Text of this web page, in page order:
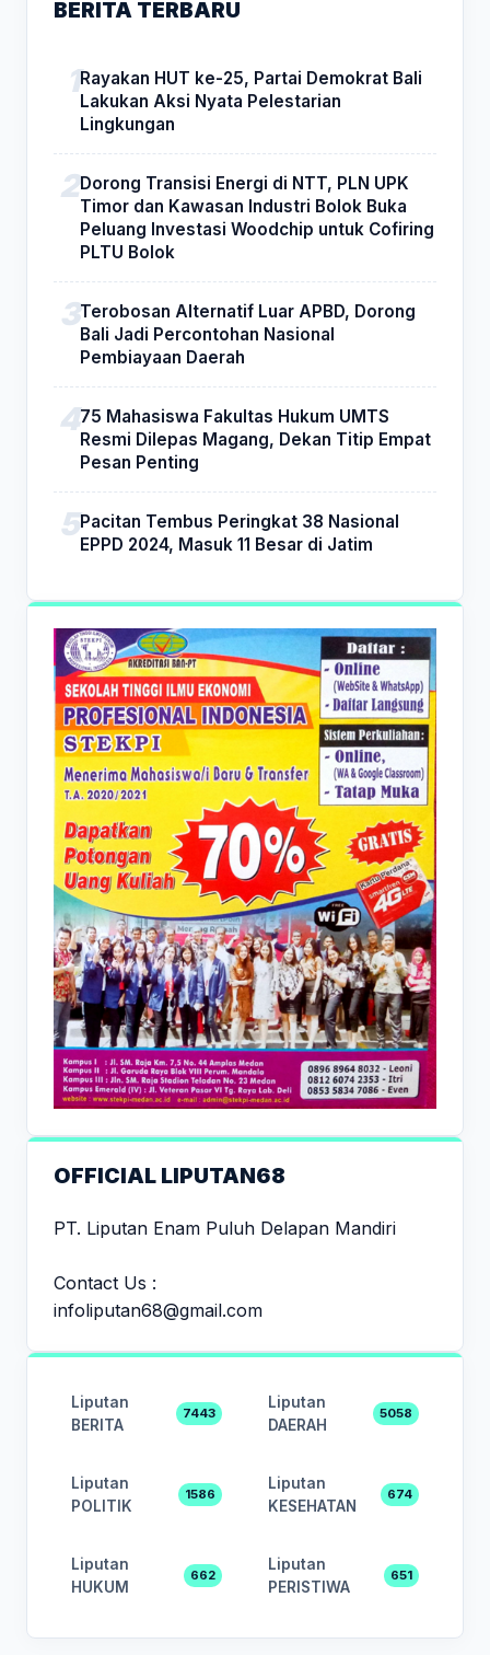
BERITA TERBARU
Rayakan HUT ke-25, Partai Demokrat Bali
Lakukan Aksi Nyata Pelestarian
Lingkungan
Dorong Transisi Energi di NTT, PLN UPK
Timor dan Kawasan Industri Bolok Buka
Peluang Investasi Woodchip untuk Cofiring
PLTU Bolok
Terobosan Alternatif Luar APBD, Dorong
Bali Jadi Percontohan Nasional
Pembiayaan Daerah
75 Mahasiswa Fakultas Hukum UMTS
Resmi Dilepas Magang, Dekan Titip Empat
Pesan Penting
Pacitan Tembus Peringkat 38 Nasional
EPPD 2024, Masuk 11 Besar di Jatim
OFFICIAL LIPUTAN68
PT. Liputan Enam Puluh Delapan Mandiri
Contact Us :
infoliputan68@gmail.com
Liputan
BERITA
7443
Liputan
DAERAH
5058
Liputan
POLITIK
1586
Liputan
KESEHATAN
674
Liputan
HUKUM
662
Liputan
PERISTIWA
651